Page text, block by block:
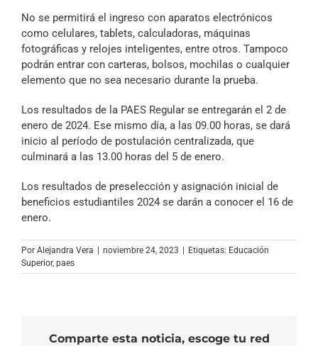
No se permitirá el ingreso con aparatos electrónicos
como celulares, tablets, calculadoras, máquinas
fotográficas y relojes inteligentes, entre otros. Tampoco
podrán entrar con carteras, bolsos, mochilas o cualquier
elemento que no sea necesario durante la prueba.
Los resultados de la PAES Regular se entregarán el 2 de
enero de 2024. Ese mismo día, a las 09.00 horas, se dará
inicio al período de postulación centralizada, que
culminará a las 13.00 horas del 5 de enero.
Los resultados de preselección y asignación inicial de
beneficios estudiantiles 2024 se darán a conocer el 16 de
enero.
Por Alejandra Vera noviembre 24, 2023 Etiquetas: Educación
Superior, paes
Comparte esta noticia, escoge tu red